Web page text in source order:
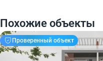
Похожие объекты
Проверенный объект